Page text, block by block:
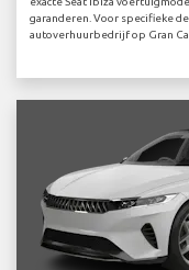
garanderen. Voor specifieke
autoverhuurbedrijf op Gran